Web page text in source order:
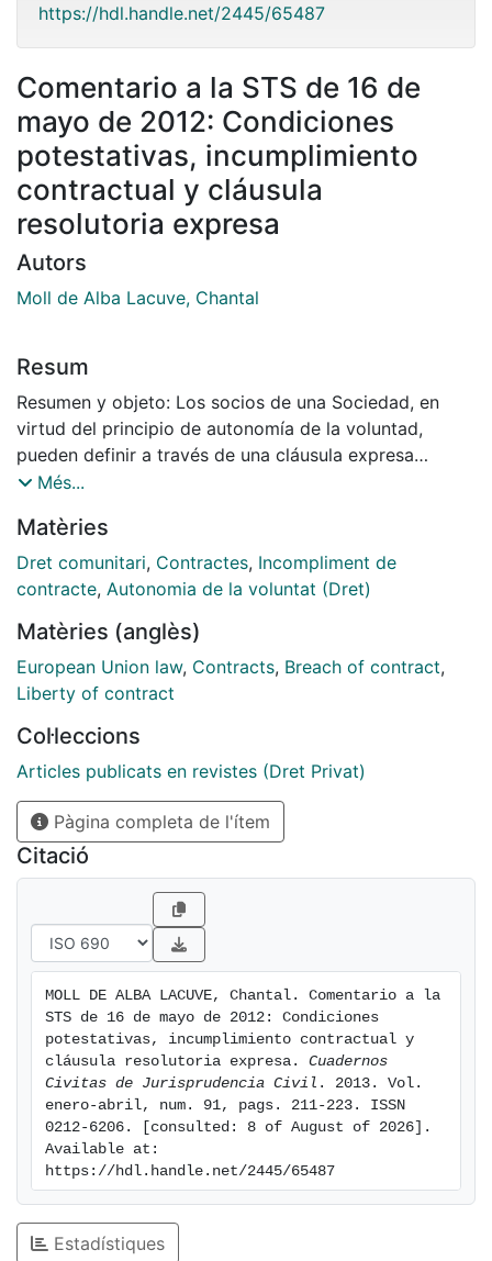
https://hdl.handle.net/2445/65487
Comentario a la STS de 16 de
mayo de 2012: Condiciones
potestativas, incumplimiento
contractual y cláusula
resolutoria expresa
Autors
Moll de Alba Lacuve, Chantal
Resum
Resumen y objeto: Los socios de una Sociedad, en
virtud del principio de autonomía de la voluntad,
pueden definir a través de una cláusula expresa
inserta en un contrato entre socios el tipo de
compraventas de participaciones de esa sociedad.
Dicha cláusula no puede considerarse como una
condición puramente potestativa, dependiente de la
al hecho del incumplimiento.
Més...
Matèries
Dret comunitari, Contractes, Incompliment de
contracte, Autonomia de la voluntat (Dret)
Matèries (anglès)
European Union law, Contracts, Breach of contract,
Liberty of contract
Col·leccions
Articles publicats en revistes (Dret Privat)
Pàgina completa de l'ítem
Citació
MOLL DE ALBA LACUVE, Chantal. Comentario a la
STS de 16 de mayo de 2012: Condiciones
potestativas, incumplimiento contractual y
cláusula resolutoria expresa. Cuadernos
Civitas de Jurisprudencia Civil . 2013. Vol.
enero-abril, num. 91, pags. 211-223. ISSN
0212-6206. [consulted: 8 of August of 2026].
Available at:
https://hdl.handle.net/2445/65487
Estadístiques